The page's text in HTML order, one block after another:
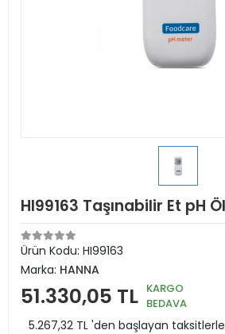
HI99163 Taşınabilir Et pH
Ürün Kodu: HI99163
Marka: HANNA
51.330,05 TL KARGO
BEDAVA
5.267,32 TL 'den başlayan taksitlerle